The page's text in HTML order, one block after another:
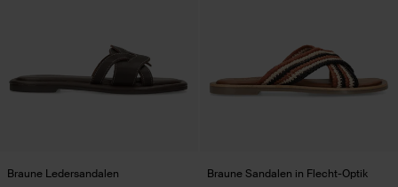
Braune Ledersandalen Braune Sandalen in Flecht-Optik